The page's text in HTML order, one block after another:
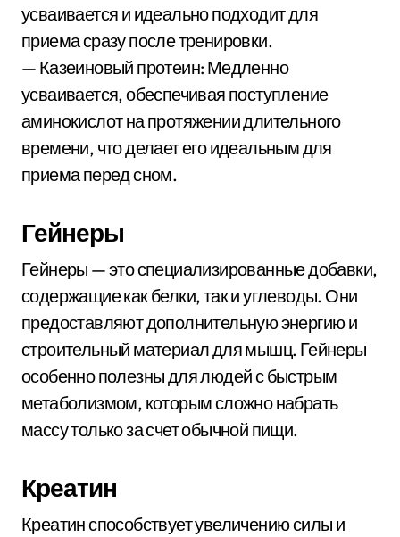
усваивается и идеально подходит для
приема сразу после тренировки.
— Казеиновый протеин: Медленно
усваивается, обеспечивая поступление
аминокислот на протяжении длительного
времени, что делает его идеальным для
приема перед сном.
Гейнеры
Гейнеры — это специализированные добавки,
содержащие как белки, так и углеводы. Они
предоставляют дополнительную энергию и
строительный материал для мышц. Гейнеры
особенно полезны для людей с быстрым
метаболизмом, которым сложно набрать
массу только за счет обычной пищи.
Креатин
Креатин способствует увеличению силы и